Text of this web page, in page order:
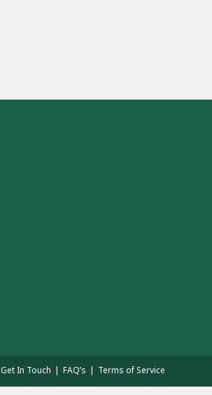
Get In Touch FAQ’s Terms of Service